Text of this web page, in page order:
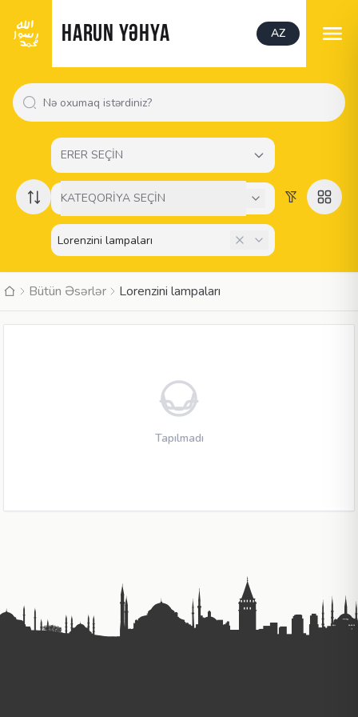
HARUN YƏHYA AZ
ERER SEÇİN
KATEQORİYA SEÇİN
Bütün Əsərlər Lorenzini lampaları
Tapılmadı